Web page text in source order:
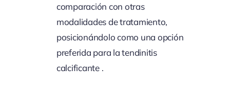
comparación con otras
modalidades de tratamiento,
posicionándolo como una opción
preferida para la tendinitis
calcificante .